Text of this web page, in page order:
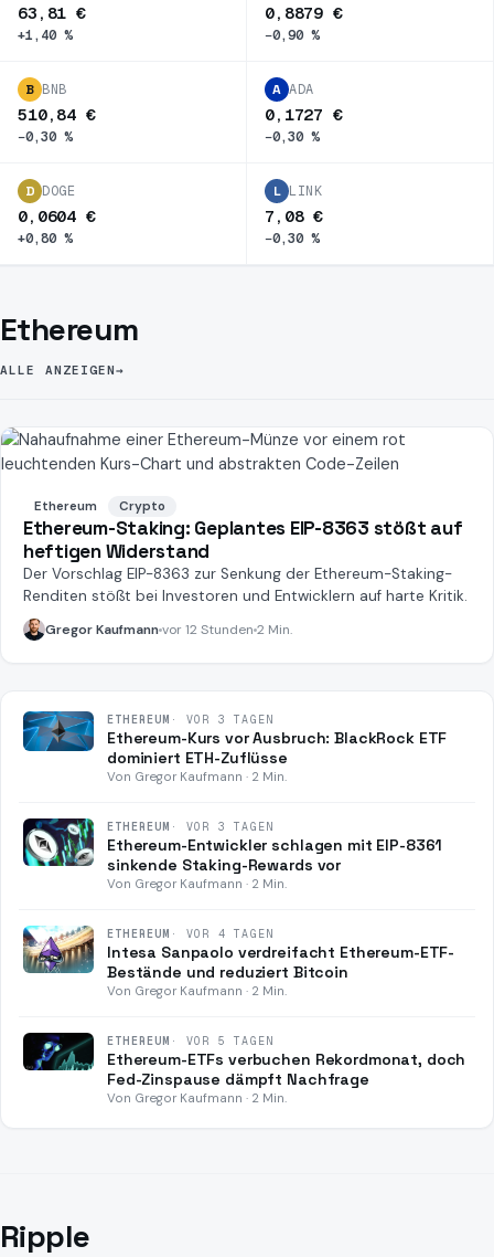
63,81 €
+1,40 %
0,8879 €
−0,90 %
B BNB
510,84 €
−0,30 %
A ADA
0,1727 €
−0,30 %
D DOGE
0,0604 €
+0,80 %
L LINK
7,08 €
−0,30 %
Ethereum
ALLE ANZEIGEN→
Ethereum Crypto
Ethereum-Staking: Geplantes EIP-8363 stößt auf
heftigen Widerstand
Der Vorschlag EIP-8363 zur Senkung der Ethereum-Staking-
Renditen stößt bei Investoren und Entwicklern auf harte Kritik.
Gregor Kaufmannvor 12 Stunden 2 Min.
ETHEREUM ·VOR 3 TAGEN
Ethereum-Kurs vor Ausbruch: BlackRock ETF
dominiert ETH-Zuflüsse
Von Gregor Kaufmann · 2 Min.
ETHEREUM ·VOR 3 TAGEN
Ethereum-Entwickler schlagen mit EIP-8361
sinkende Staking-Rewards vor
Von Gregor Kaufmann · 2 Min.
ETHEREUM ·VOR 4 TAGEN
Intesa Sanpaolo verdreifacht Ethereum-ETF-
Bestände und reduziert Bitcoin
Von Gregor Kaufmann · 2 Min.
ETHEREUM ·VOR 5 TAGEN
Ethereum-ETFs verbuchen Rekordmonat, doch
Fed-Zinspause dämpft Nachfrage
Von Gregor Kaufmann · 2 Min.
Ripple